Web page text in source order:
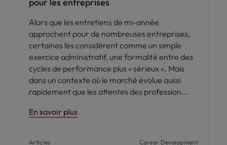
pour les entreprises
Alors que les entretiens de mi-année
approchent pour de nombreuses entreprises,
certaines les considèrent comme un simple
exercice administratif, une formalité entre des
cycles de performance plus « sérieux ». Mais
dans un contexte où le marché évolue aussi
rapidement que les attentes des profession
En savoir plus
Articles Career Development